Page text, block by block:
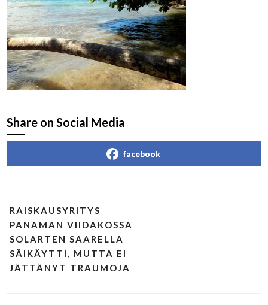
Share on Social Media
facebook
RAISKAUSYRITYS
PANAMAN VIIDAKOSSA
SOLARTEN SAARELLA
SÄIKÄYTTI, MUTTA EI
JÄTTÄNYT TRAUMOJA